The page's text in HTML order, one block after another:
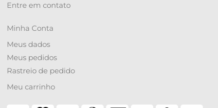
Entre em contato
Minha Conta
Meus dados
Meus pedidos
Rastreio de pedido
Meu carrinho